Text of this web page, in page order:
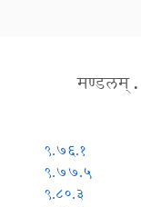
मण्डलम् .
९.७६.१
९.७७.५
९.८०.३